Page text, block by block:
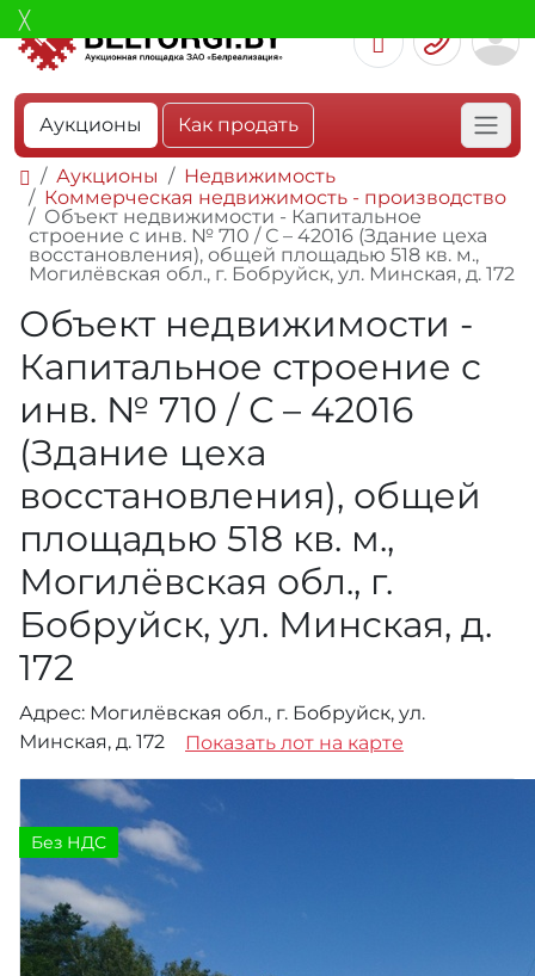
Аукционы Как продать
Аукционы
Недвижимость
Коммерческая недвижимость - производство
Объект недвижимости - Капитальное
строение с инв. № 710 / С – 42016 (Здание цеха
восстановления), общей площадью 518 кв. м.,
Могилёвская обл., г. Бобруйск, ул. Минская, д. 172
Объект недвижимости -
Капитальное строение с
инв. № 710 / С – 42016
(Здание цеха
восстановления), общей
площадью 518 кв. м.,
Могилёвская обл., г.
Бобруйск, ул. Минская, д.
172
Адрес: Могилёвская обл., г. Бобруйск, ул.
Минская, д. 172
Показать лот на карте
Без НДС